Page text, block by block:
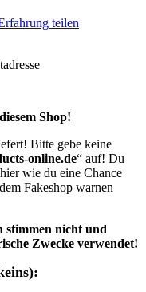
teilen
Shop!
Bitte gebe keine
online.de“ auf! Du
wie du eine Chance
Fakeshop warnen
stimmen nicht und
Zwecke verwendet!